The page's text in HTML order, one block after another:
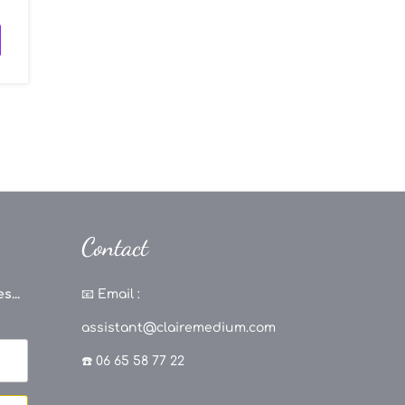
Contact
📧 Email :
assistant@clairemedium.com
☎️ 06 65 58 77 22